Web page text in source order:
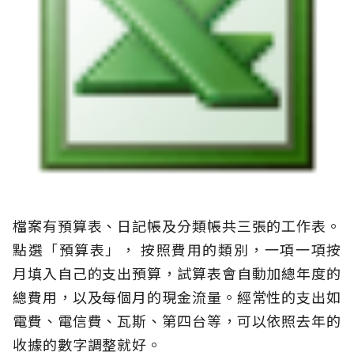
檔案有預算表、日記帳及分類帳共三張的工作表。
點選「預算表」， 按照費用的類別，一項一項按
月填入自己的支出預算，試算表會自動加總年度的
總費用，以及每個月的現金流量。經常性的支出如
電費、電信費、瓦斯、第四台等，可以依照去年的
收據的數字調整就好。